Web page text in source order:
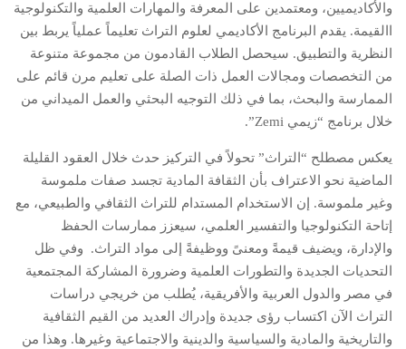
والأكاديميين، ومعتمدين على المعرفة والمهارات العلمية والتكنولوجية
االقيمة. يقدم البرنامج الأكاديمي لعلوم التراث تعليماً عملياً يربط بين
النظرية والتطبيق. سيحصل الطلاب القادمون من مجموعة متنوعة
من التخصصات ومجالات العمل ذات الصلة على تعليم مرن قائم على
الممارسة والبحث، بما في ذلك التوجيه البحثي والعمل الميداني من
خلال برنامج “زيمي Zemi”.
يعكس مصطلح “التراث” تحولاً في التركيز حدث خلال العقود القليلة
الماضية نحو الاعتراف بأن الثقافة المادية تجسد صفات ملموسة
وغير ملموسة. إن الاستخدام المستدام للتراث الثقافي والطبيعي، مع
إتاحة التكنولوجيا والتفسير العلمي، سيعزز ممارسات الحفظ
والإدارة، ويضيف قيمةً ومعنىً ووظيفةً إلى مواد التراث. وفي ظل
التحديات الجديدة والتطورات العلمية وضرورة المشاركة المجتمعية
في مصر والدول العربية والأفريقية، يُطلب من خريجي دراسات
التراث الآن اكتساب رؤى جديدة وإدراك العديد من القيم الثقافية
والتاريخية والمادية والسياسية والدينية والاجتماعية وغيرها. وهذا من